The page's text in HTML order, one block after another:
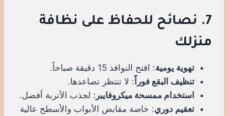
7. نصائح للحفاظ على نظافة
منزلك
تهوية يومية: افتح النوافذ 15 دقيقة صباحاً.
تنظيف البقع فوراً: لا تنتظر تصاعدها.
استخدام ممسحة ميكروفايبر : لجذب الأتربة أفضل.
تعقيم دوري: خاصة مقابض الأبواب والأسطح عالية